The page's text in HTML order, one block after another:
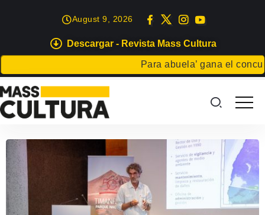
Descargar - Revista Mass Cultura
Para abuela’ gana el
August 9, 2026